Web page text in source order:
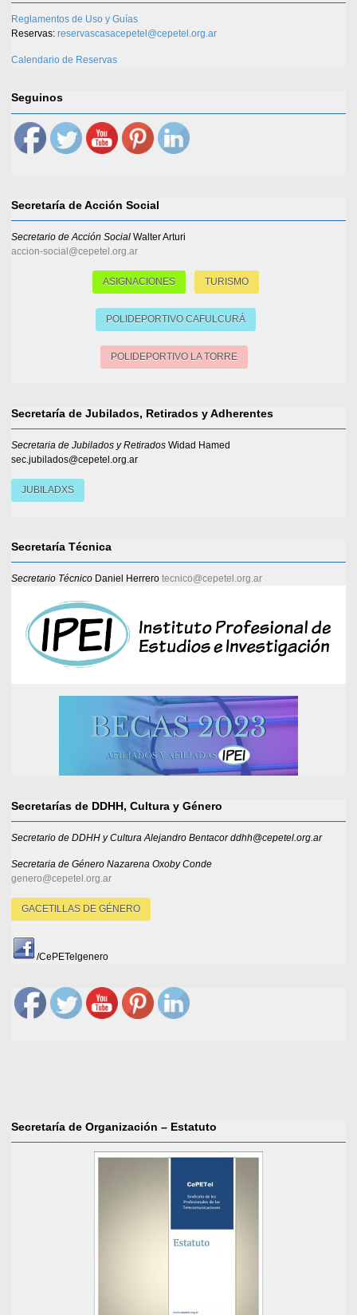
Reglamentos de Uso y Guías
Reservas: reservascasacepetel@cepetel.org.ar
Calendario de Reservas
Seguinos
Secretaría de Acción Social
Secretario de Acción Social Walter Arturi
accion-social@cepetel.org.ar
ASIGNACIONES TURISMO
POLIDEPORTIVO CAFULCURÁ
POLIDEPORTIVO LA TORRE
Secretaría de Jubilados, Retirados y Adherentes
Secretaria de Jubilados y Retirados Widad Hamed
sec.jubilados@cepetel.org.ar
JUBILADXS
Secretaría Técnica
Secretario Técnico Daniel Herrero tecnico@cepetel.org.ar
Secretarías de DDHH, Cultura y Género
Secretario de DDHH y Cultura Alejandro Bentacor ddhh@cepetel.org.ar
Secretaria de Género Nazarena Oxoby Conde
genero@cepetel.org.ar
GACETILLAS DE GÉNERO
/CePETelgenero
Secretaría de Organización – Estatuto